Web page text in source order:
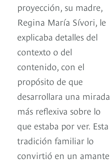
proyección, su madre,
Regina María Sívori, le
explicaba detalles del
contexto o del
contenido, con el
propósito de que
desarrollara una mirada
más reflexiva sobre lo
que estaba por ver. Esta
tradición familiar lo
convirtió en un amante